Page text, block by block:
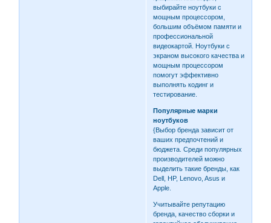
выбирайте ноутбуки с
мощным процессором,
большим объёмом памяти и
профессиональной
видеокартой. Ноутбуки с
экраном высокого качества и
мощным процессором
помогут эффективно
выполнять кодинг и
тестирование.
Популярные марки
ноутбуков
{Выбор бренда зависит от
ваших предпочтений и
бюджета. Среди популярных
производителей можно
выделить такие бренды, как
Dell, HP, Lenovo, Asus и
Apple.
Учитывайте репутацию
бренда, качество сборки и